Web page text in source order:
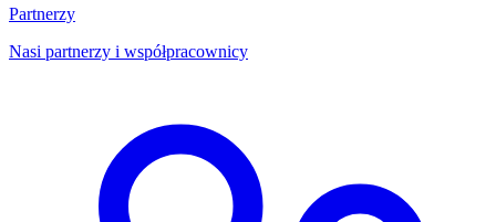
Partnerzy
Nasi partnerzy i współpracownicy